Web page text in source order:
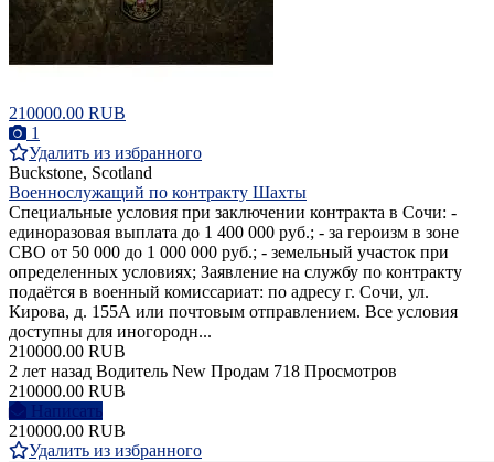
210000.00 RUB
1
Удалить из избранного
Buckstone, Scotland
Военнослужащий по контракту Шахты
Специальные условия при заключении контракта в Сочи: -
единоразовая выплата до 1 400 000 руб.; - за героизм в зоне
СВО от 50 000 до 1 000 000 руб.; - земельный участок при
определенных условиях; Заявление на службу по контракту
подаётся в военный комиссариат: по адресу г. Сочи, ул.
Кирова, д. 155А или почтовым отправлением. Все условия
доступны для иногородн...
210000.00 RUB
2 лет назад Водитель New Продам 718 Просмотров
210000.00 RUB
Написать
210000.00 RUB
Удалить из избранного